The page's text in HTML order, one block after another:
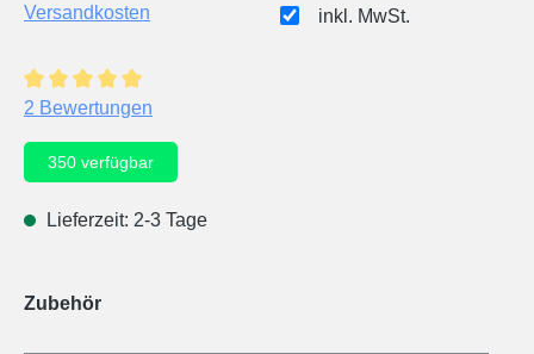
Versandkosten
inkl. MwSt.
Durchschnittliche Bewertung von 5 von 5 Sternen
2 Bewertungen
350 verfügbar
Lieferzeit: 2-3 Tage
Zubehör